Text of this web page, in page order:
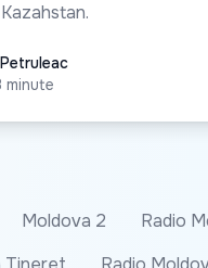
minute
Moldova 2
Radio